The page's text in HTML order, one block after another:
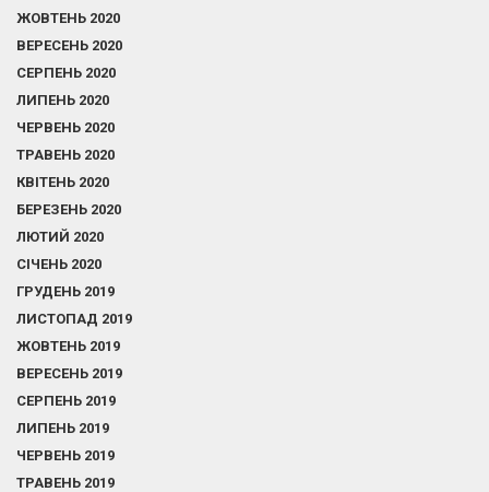
ЖОВТЕНЬ 2020
ВЕРЕСЕНЬ 2020
СЕРПЕНЬ 2020
ЛИПЕНЬ 2020
ЧЕРВЕНЬ 2020
ТРАВЕНЬ 2020
КВІТЕНЬ 2020
БЕРЕЗЕНЬ 2020
ЛЮТИЙ 2020
СІЧЕНЬ 2020
ГРУДЕНЬ 2019
ЛИСТОПАД 2019
ЖОВТЕНЬ 2019
ВЕРЕСЕНЬ 2019
СЕРПЕНЬ 2019
ЛИПЕНЬ 2019
ЧЕРВЕНЬ 2019
ТРАВЕНЬ 2019